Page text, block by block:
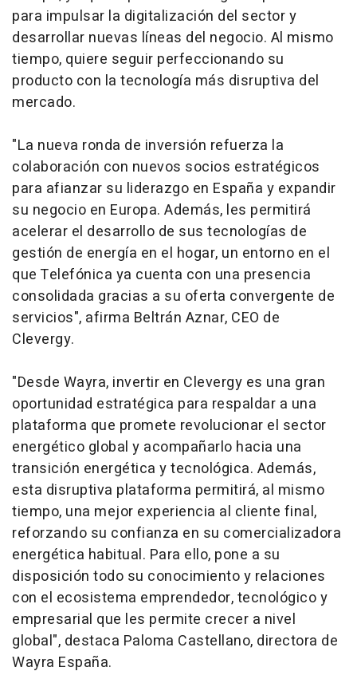
para impulsar la digitalización del sector y
desarrollar nuevas líneas del negocio. Al mismo
tiempo, quiere seguir perfeccionando su
producto con la tecnología más disruptiva del
mercado.
"La nueva ronda de inversión refuerza la
colaboración con nuevos socios estratégicos
para afianzar su liderazgo en España y expandir
su negocio en Europa. Además, les permitirá
acelerar el desarrollo de sus tecnologías de
gestión de energía en el hogar, un entorno en el
que Telefónica ya cuenta con una presencia
consolidada gracias a su oferta convergente de
servicios", afirma Beltrán Aznar, CEO de
Clevergy.
"Desde Wayra, invertir en Clevergy es una gran
oportunidad estratégica para respaldar a una
plataforma que promete revolucionar el sector
energético global y acompañarlo hacia una
transición energética y tecnológica. Además,
esta disruptiva plataforma permitirá, al mismo
tiempo, una mejor experiencia al cliente final,
reforzando su confianza en su comercializadora
energética habitual. Para ello, pone a su
disposición todo su conocimiento y relaciones
con el ecosistema emprendedor, tecnológico y
empresarial que les permite crecer a nivel
global", destaca Paloma Castellano, directora de
Wayra España.